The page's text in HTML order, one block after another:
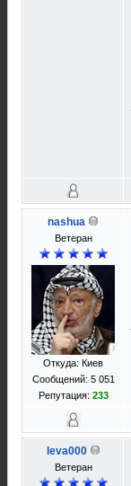
nashua
Ветеран
Откуда: Киев
Сообщений: 5 051
Репутация: 233
leva000
Ветеран